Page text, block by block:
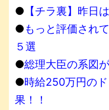
● 【チラ裏】昨日
●もっと評価され
５選
●総理大臣の系図
●時給250万円の
果！！